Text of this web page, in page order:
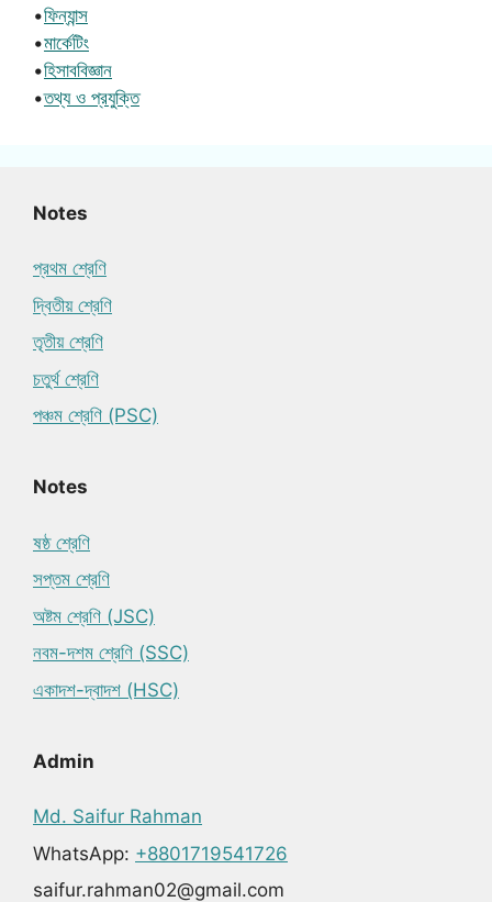
•ফিন্যান্স
•মার্কেটিং
•হিসাববিজ্ঞান
•তথ্য ও প্রযুক্তি
Notes
প্রথম শ্রেণি
দ্বিতীয় শ্রেণি
তৃতীয় শ্রেণি
চতুর্থ শ্রেণি
পঞ্চম শ্রেণি (PSC)
Notes
ষষ্ঠ শ্রেণি
সপ্তম শ্রেণি
অষ্টম শ্রেণি (JSC)
নবম-দশম শ্রেণি (SSC)
একাদশ-দ্বাদশ (HSC)
Admin
Md. Saifur Rahman
WhatsApp: +8801719541726
saifur.rahman02@gmail.com